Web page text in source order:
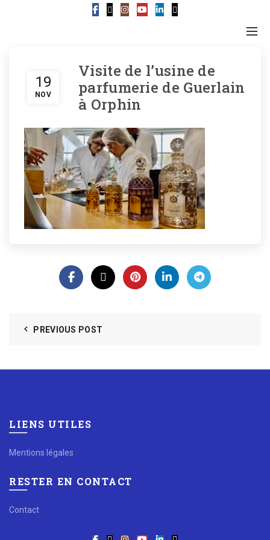
19
NOV
Visite de l’usine de
parfumerie de Guerlain
à Orphin
PREVIOUS POST
LIENS UTILES
Mentions légales
RESTER EN CONTACT
Contact